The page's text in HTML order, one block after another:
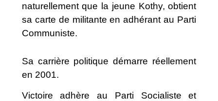
naturellement que la jeune Kothy, obtient
sa carte de militante en adhérant au Parti
Communiste.
Sa carrière politique démarre réellement
en 2001.
Victoire adhère au Parti Socialiste et